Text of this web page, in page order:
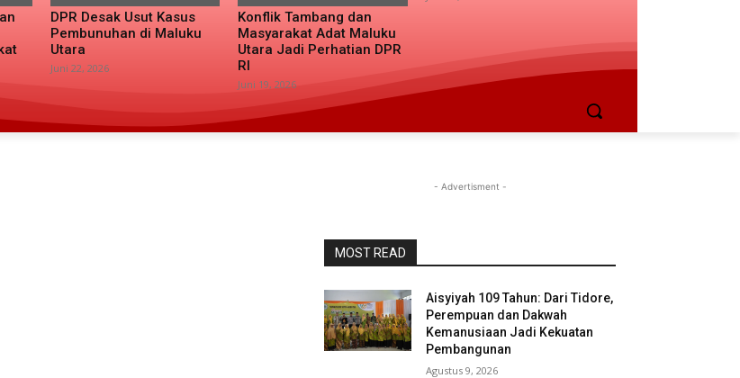
DPR Desak Usut Kasus
Pembunuhan di Maluku
Utara
Juni 22, 2026
Konflik Tambang dan
Masyarakat Adat Maluku
Utara Jadi Perhatian DPR
RI
Juni 19, 2026
- Advertisment -
MOST READ
Aisyiyah 109 Tahun: Dari Tidore,
Perempuan dan Dakwah
Kemanusiaan Jadi Kekuatan
Pembangunan
Agustus 9, 2026